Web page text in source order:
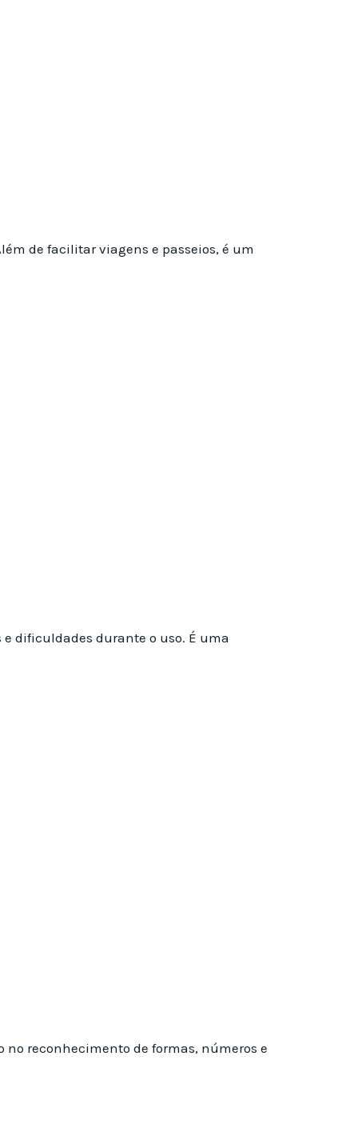
de facilitar viagens e passeios, é um
dificuldades durante o uso. É uma
reconhecimento de formas, números e